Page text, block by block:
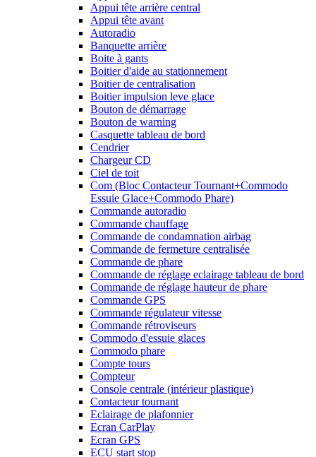
Appui tête arrière central
Appui tête avant
Autoradio
Banquette arrière
Boite à gants
Boitier d'aide au stationnement
Boitier de centralisation
Boitier impulsion leve glace
Bouton de démarrage
Bouton de warning
Casquette tableau de bord
Cendrier
Chargeur CD
Ciel de toit
Com (Bloc Contacteur Tournant+Commodo
Essuie Glace+Commodo Phare)
Commande autoradio
Commande chauffage
Commande de condamnation airbag
Commande de fermeture centralisée
Commande de phare
Commande de réglage eclairage tableau de bord
Commande de réglage hauteur de phare
Commande GPS
Commande régulateur vitesse
Commande rétroviseurs
Commodo d'essuie glaces
Commodo phare
Compte tours
Compteur
Console centrale (intérieur plastique)
Contacteur tournant
Eclairage de plafonnier
Ecran CarPlay
Ecran GPS
ECU start stop